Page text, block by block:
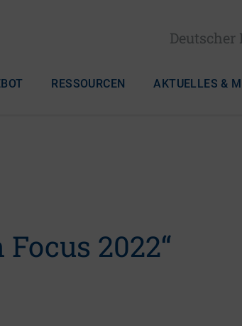
Deutscher
RESSOURCEN AKTUELLES &
2022“